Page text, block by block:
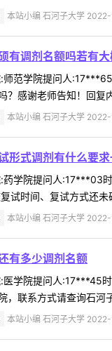
本站小编 石河子大学
有调剂名额吗若有
师范学院提问人
？感谢老师告知！回
本站小编 石河子大学
形式调剂有什么要
药学院提问人:17***03
试时间、复试方式还
本站小编 石河子大学
有多少调剂名额
医学院提问人:17***45
，联系方式请查询石
本站小编 石河子大学